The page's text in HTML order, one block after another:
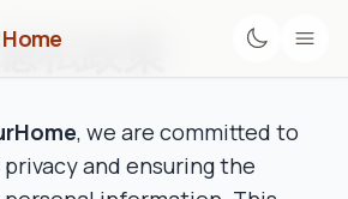
私政策
, we are committed to
and ensuring the